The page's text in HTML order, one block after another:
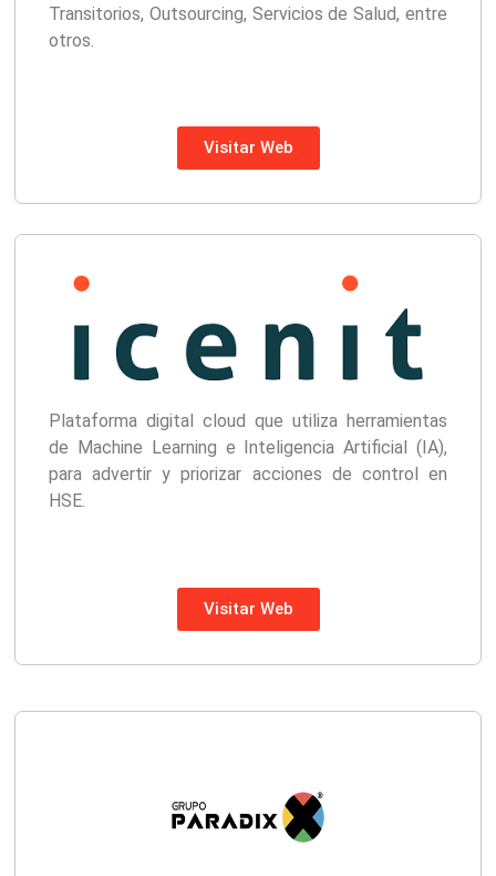
Transitorios, Outsourcing, Servicios de Salud, entre
otros.
Visitar Web
Plataforma digital cloud que utiliza herramientas
de Machine Learning e Inteligencia Artificial (IA),
para advertir y priorizar acciones de control en
HSE.
Visitar Web